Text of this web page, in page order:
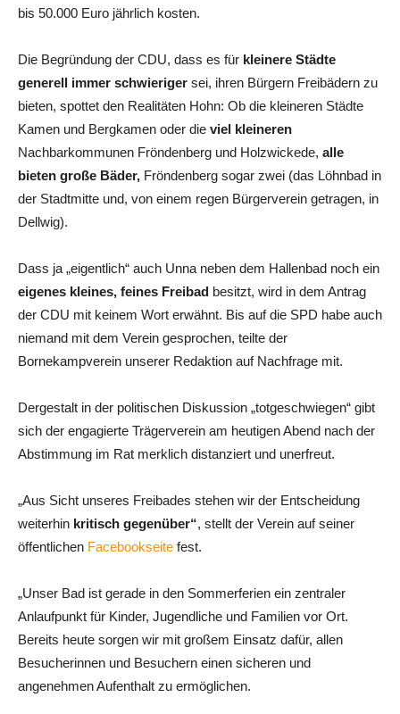
bis 50.000 Euro jährlich kosten.
Die Begründung der CDU, dass es für kleinere Städte
generell immer schwieriger sei, ihren Bürgern Freibädern zu
bieten, spottet den Realitäten Hohn: Ob die kleineren Städte
Kamen und Bergkamen oder die viel kleineren
Nachbarkommunen Fröndenberg und Holzwickede, alle
bieten große Bäder, Fröndenberg sogar zwei (das Löhnbad in
der Stadtmitte und, von einem regen Bürgerverein getragen, in
Dellwig).
Dass ja „eigentlich“ auch Unna neben dem Hallenbad noch ein
eigenes kleines, feines Freibad besitzt, wird in dem Antrag
der CDU mit keinem Wort erwähnt. Bis auf die SPD habe auch
niemand mit dem Verein gesprochen, teilte der
Bornekampverein unserer Redaktion auf Nachfrage mit.
Dergestalt in der politischen Diskussion „totgeschwiegen“ gibt
sich der engagierte Trägerverein am heutigen Abend nach der
Abstimmung im Rat merklich distanziert und unerfreut.
„Aus Sicht unseres Freibades stehen wir der Entscheidung
weiterhin kritisch gegenüber“, stellt der Verein auf seiner
öffentlichen Facebookseite fest.
„Unser Bad ist gerade in den Sommerferien ein zentraler
Anlaufpunkt für Kinder, Jugendliche und Familien vor Ort.
Bereits heute sorgen wir mit großem Einsatz dafür, allen
Besucherinnen und Besuchern einen sicheren und
angenehmen Aufenthalt zu ermöglichen.